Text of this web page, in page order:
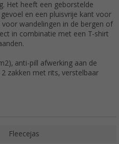
Het heeft een geborstelde
en een pluisvrije kant voor
wandelingen in de bergen of
in combinatie met een T-shirt
anti-pill afwerking aan de
zakken met rits, verstelbaar
Fleecejas